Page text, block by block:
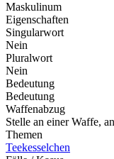
Maskulinum
Eigenschaften
Singularwort
Nein
Pluralwort
Nein
Bedeutung
Bedeutung
Waffenabzug
Stelle an einer Waffe,
Themen
Teekesselchen